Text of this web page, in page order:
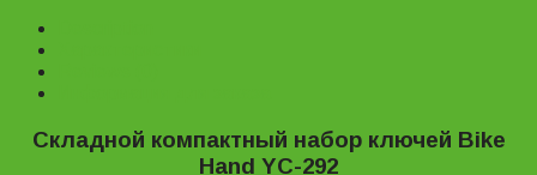
Складной компактный набор ключей Bike
Hand YC-292